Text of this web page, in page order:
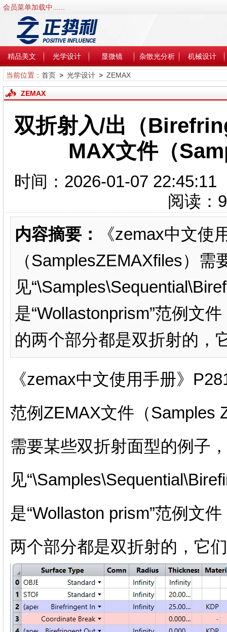
会员菜单加载中......
精品美文 光学设计 显微镜 杂散光分析 机械设计
当前位置： 首页> 光学设计> ZEMAX
ZEMAX
双折射入/出（
MAX文件（
时间：2026-01-07
阅读：
内容摘要：
《zemax中文使
（SamplesZEMAXfiles）
见
是“Wollastonprism”范例文
的两个部分都是双折射的，
《zemax中文使用手册》
范例ZEMAX文件（Samples
需要某些双折射面型的例子
见
是“Wollaston prism”范例文
两个部分都是双折射的，它